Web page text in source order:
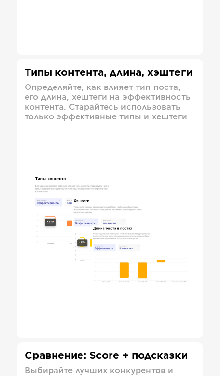
Типы контента, длина, хэштеги
Определяйте, как влияет тип поста,
его длина, хештеги на эффективность
контента. Старайтесь использовать
только эффективные типы и хештеги
Сравнение: Score + подсказки
Выбирайте лучших конкурентов и